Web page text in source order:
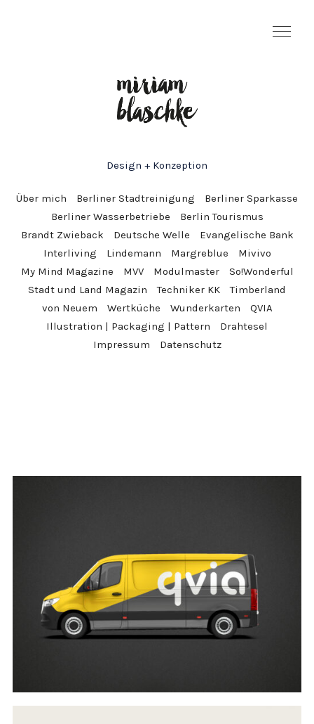
Design + Konzeption
Über mich Berliner Stadtreinigung
Berliner Sparkasse
Berliner Wasserbetriebe
Berlin Tourismus
Brandt Zwieback
Deutsche Welle
Evangelische Bank
Interliving
Lindemann Margreblue
Mivivo
My Mind Magazine
MVV Modulmaster
So!Wonderful
Stadt und Land Magazin
Techniker KK
Timberland
von Neuem
Wertküche Wunderkarten
QVIA
Illustration | Packaging | Pattern
Drahtesel
Impressum
Datenschutz
#branding